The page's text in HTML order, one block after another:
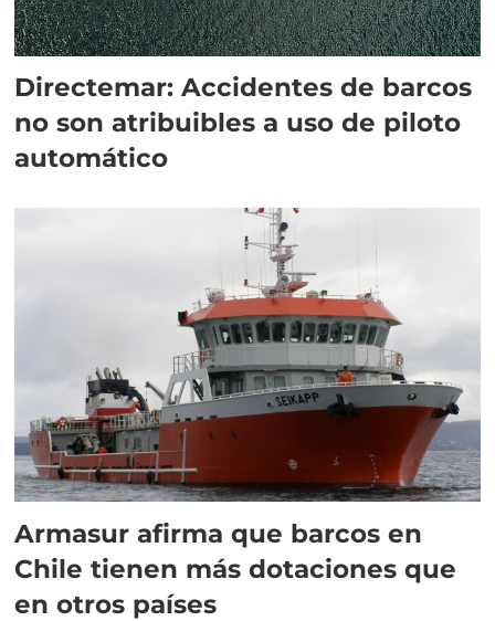
Directemar: Accidentes de barcos
no son atribuibles a uso de piloto
automático
Armasur afirma que barcos en
Chile tienen más dotaciones que
en otros países